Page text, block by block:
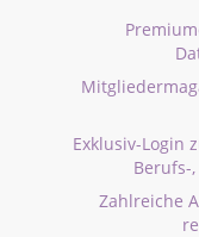
Exklusiv-Login
Berufs-
Zahlreiche